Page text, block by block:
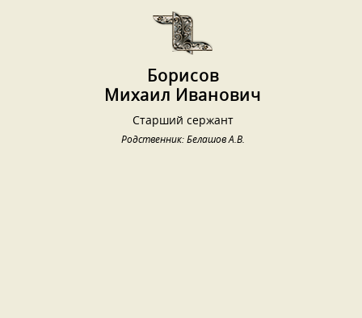
Борисов
Михаил Иванович
Старший сержант
Родственник: Белашов А.В.